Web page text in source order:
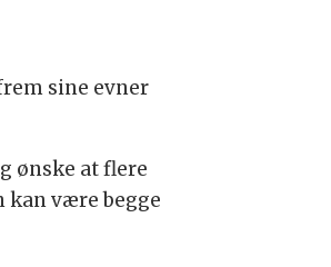
sine evner
ønske at flere
kan være begge